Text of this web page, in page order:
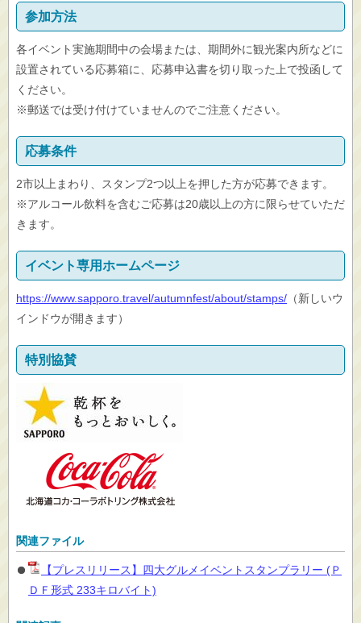
参加方法
各イベント実施期間中の会場または、期間外に観光案内所などに
設置されている応募箱に、応募申込書を切り取った上で投函して
ください。
※郵送では受け付けていませんのでご注意ください。
応募条件
2市以上まわり、スタンプ2つ以上を押した方が応募できます。
※アルコール飲料を含むご応募は20歳以上の方に限らせていただ
きます。
イベント専用ホームページ
https://www.sapporo.travel/autumnfest/about/stamps/ （新しいウ
インドウが開きます）
特別協賛
関連ファイル
【プレスリリース】四大グルメイベントスタンプラリー (Ｐ
ＤＦ形式 233キロバイト)